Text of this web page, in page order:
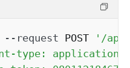
--request POST
'/api/
type: application/